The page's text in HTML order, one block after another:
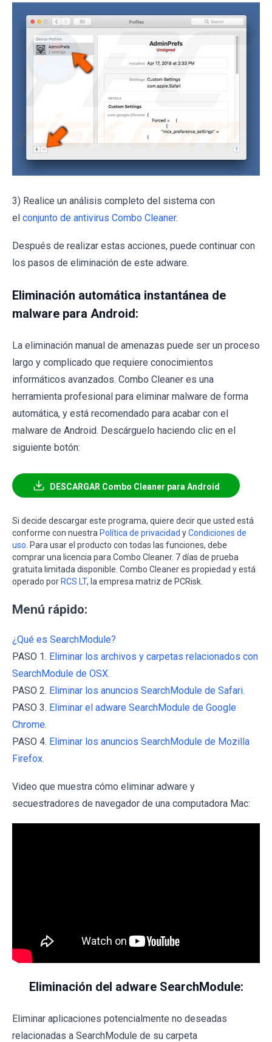
3) Realice un análisis completo del sistema con
el conjunto de antivirus Combo Cleaner.
Después de realizar estas acciones, puede continuar con
los pasos de eliminación de este adware.
Eliminación automática instantánea de
malware para Android:
La eliminación manual de amenazas puede ser un proceso
largo y complicado que requiere conocimientos
informáticos avanzados. Combo Cleaner es una
herramienta profesional para eliminar malware de forma
automática, y está recomendado para acabar con el
malware de Android. Descárguelo haciendo clic en el
siguiente botón:
DESCARGAR Combo Cleaner para Android
Si decide descargar este programa, quiere decir que usted está
conforme con nuestra Política de privacidad yCondiciones de
uso. Para usar el producto con todas las funciones, debe
comprar una licencia para Combo Cleaner. 7 días de prueba
gratuita limitada disponible. Combo Cleaner es propiedad y está
operado por RCS LT, la empresa matriz de PCRisk.
Menú rápido:
¿Qué es SearchModule?
PASO 1. Eliminar los archivos y carpetas relacionados con
SearchModule de OSX.
PASO 2. Eliminar los anuncios SearchModule de Safari.
PASO 3. Eliminar el adware SearchModule de Google
Chrome.
PASO 4. Eliminar los anuncios SearchModule de Mozilla
Firefox.
Video que muestra cómo eliminar adware y
secuestradores de navegador de una computadora Mac:
Eliminación del adware SearchModule:
Eliminar aplicaciones potencialmente no deseadas
relacionadas a SearchModule de su carpeta